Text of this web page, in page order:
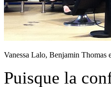
Vanessa Lalo, Benjamin Thomas
Puisque la